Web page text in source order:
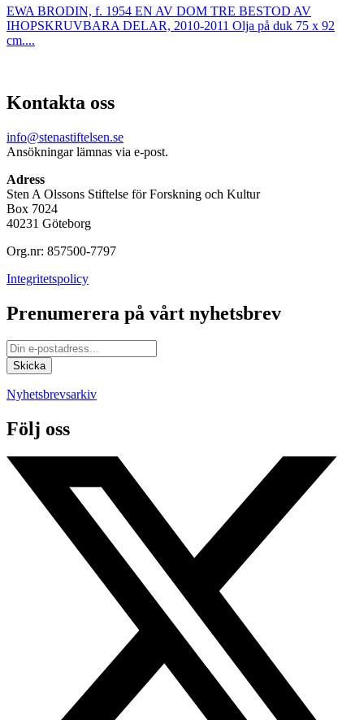
EWA BRODIN, f. 1954 EN AV DOM TRE BESTOD AV
IHOPSKRUVBARA DELAR, 2010-2011 Olja på duk 75 x 92
cm....
Kontakta oss
info@stenastiftelsen.se
Ansökningar lämnas via e-post.
Adress
Sten A Olssons Stiftelse för Forskning och Kultur
Box 7024
40231 Göteborg
Org.nr: 857500-7797
Integritetspolicy
Prenumerera på vårt nyhetsbrev
Nyhetsbrevsarkiv
Följ oss